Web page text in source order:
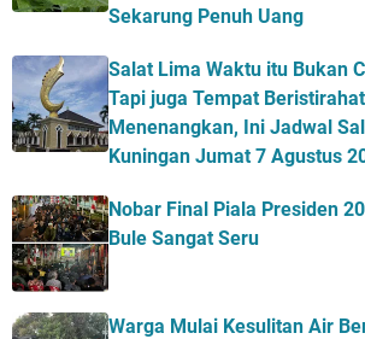
Sekarung Penuh Uang
Salat Lima Waktu itu Bukan
Tapi juga Tempat
Menenangkan, Ini Jadwal
Kuningan Jumat 7 Agustus
Nobar Final Piala Presiden
Bule Sangat Seru
Warga Mulai Kesulitan Air